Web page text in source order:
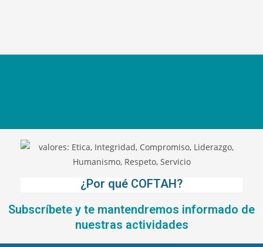
¿Por qué COFTAH?
Subscríbete y te mantendremos informado de
nuestras actividades